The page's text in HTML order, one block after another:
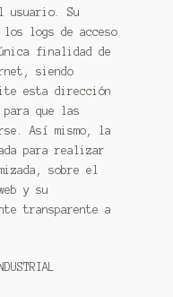
Su
los logs de acceso
finalidad de
siendo
esta dirección
para que las
Así mismo, la
para realizar
sobre el
y su
transparente a